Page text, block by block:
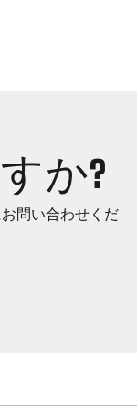
か?
問い合わせくだ